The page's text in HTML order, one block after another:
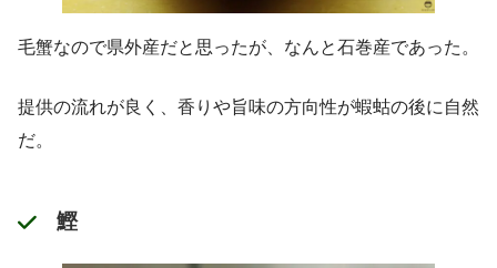
毛蟹なので県外産だと思ったが、なんと石巻産であった。
提供の流れが良く、香りや旨味の方向性が蝦蛄の後に自然
だ。
鰹